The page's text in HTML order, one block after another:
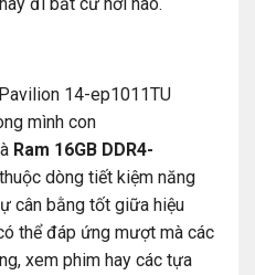
14-ep1011TU
mình con
Ram 16GB DDR4-
dòng tiết kiệm năng
cân bằng tốt giữa hiệu
thể đáp ứng mượt mà các
xem phim hay các tựa